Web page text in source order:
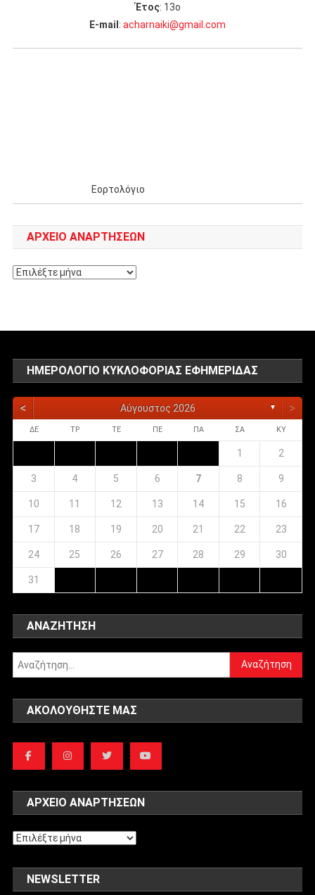
Έτος: 13ο
Ε-mail : acharnaiki@gmail.com
Εορτολόγιο
ΑΡΧΕΊΟ ΑΝΑΡΤΉΣΕΩΝ
Αρχείο
ΗΜΕΡΟΛΌΓΙΟ ΚΥΚΛΟΦΟΡΊΑΣ ΕΦΗΜΕΡΊΔΑΣ
< Αύγουστος 2026 ▼ >
ΔΕ ΤΡ ΤΕ ΠΕ ΠΑ ΣΑ ΚΥ
1 2
3 4 5 6 7 8 9
10 11 12 13 14 15 16
17 18 19 20 21 22 23
24 25 26 27 28 29 30
31
ΑΝΑΖΉΤΗΣΗ
Αναζήτηση
για:
ΑΚΟΛΟΥΘΉΣΤΕ ΜΑΣ
ΑΡΧΕΊΟ ΑΝΑΡΤΉΣΕΩΝ
Αρχείο
NEWSLETTER